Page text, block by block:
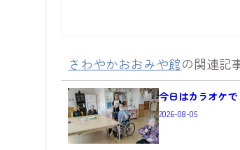
さわやかおおみや館の関連記
今日はカラオケ
2026-08-05